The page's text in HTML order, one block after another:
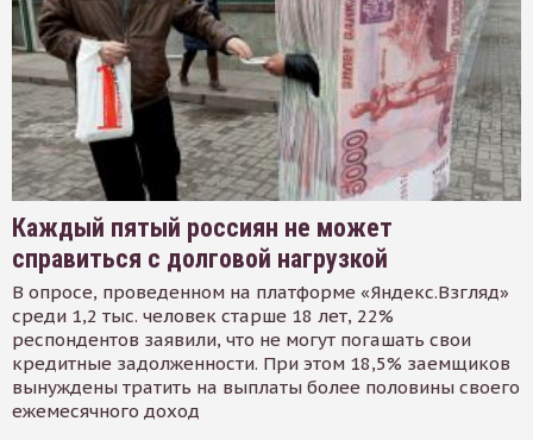
Каждый пятый россиян не может
справиться с долговой нагрузкой
В опросе, проведенном на платформе «Яндекс.Взгляд»
среди 1,2 тыс. человек старше 18 лет, 22%
респондентов заявили, что не могут погашать свои
кредитные задолженности. При этом 18,5% заемщиков
вынуждены тратить на выплаты более половины своего
ежемесячного доход